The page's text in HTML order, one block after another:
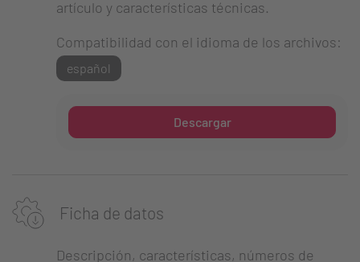
artículo y características técnicas.
Compatibilidad con el idioma de los archivos:
español
Descargar
Ficha de datos
Descripción, características, números de